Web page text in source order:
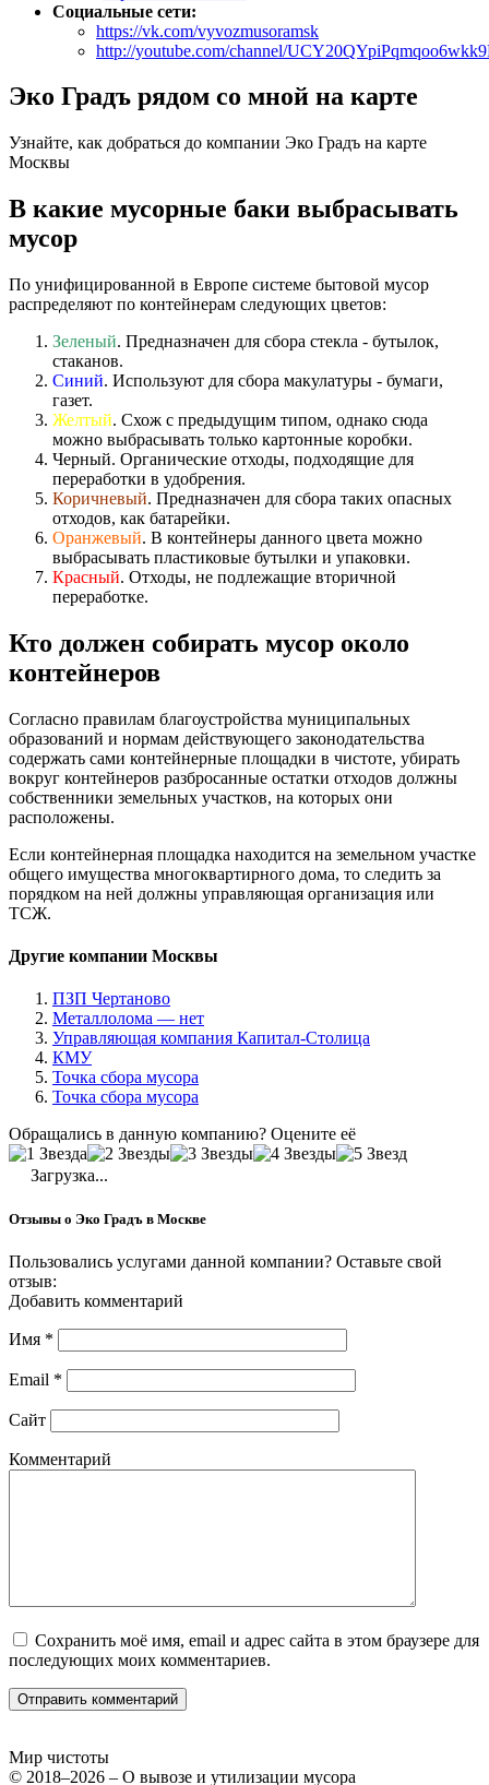
Социальные сети:
https://vk.com/vyvozmusoramsk
http://youtube.com/channel/
Эко Градъ рядом со мной на карте
Узнайте, как добраться до компании Эко Градъ на карте
Москвы
В какие мусорные баки выбрасывать
мусор
По унифицированной в Европе системе бытовой мусор
распределяют по контейнерам следующих цветов:
Зеленый. Предназначен для сбора стекла - бутылок,
стаканов.
Синий. Используют для сбора макулатуры - бумаги,
газет.
Желтый. Схож с предыдущим типом, однако сюда
можно выбрасывать только картонные коробки.
Черный. Органические отходы, подходящие для
переработки в удобрения.
Коричневый. Предназначен для сбора таких опасных
отходов, как батарейки.
Оранжевый. В контейнеры данного цвета можно
выбрасывать пластиковые бутылки и упаковки.
Красный. Отходы, не подлежащие вторичной
переработке.
Кто должен собирать мусор около
контейнеров
Согласно правилам благоустройства муниципальных
образований и нормам действующего законодательства
содержать сами контейнерные площадки в чистоте, убирать
вокруг контейнеров разбросанные остатки отходов должны
собственники земельных участков, на которых они
расположены.
Если контейнерная площадка находится на земельном участке
общего имущества многоквартирного дома, то следить за
порядком на ней должны управляющая организация или
ТСЖ.
Другие компании Москвы
ПЗП Чертаново
Металлолома — нет
Управляющая компания Капитал-Столица
КМУ
Точка сбора мусора
Точка сбора мусора
Обращались в данную компанию? Оцените её
Загрузка...
Отзывы о Эко Градъ в Москве
Пользовались услугами данной компании? Оставьте свой
отзыв:
Добавить комментарий
Имя *
Email *
Сайт
Комментарий
Сохранить моё имя, email и адрес сайта в этом браузере для
последующих моих комментариев.
Мир чистоты
© 2018–2026 – О вывозе и утилизации мусора